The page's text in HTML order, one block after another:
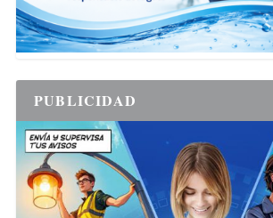
PUBLICIDAD